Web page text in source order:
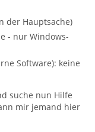
der Hauptsache)
- nur Windows-
Software): keine
suche nun Hilfe
mir jemand hier